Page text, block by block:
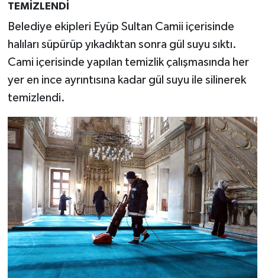
TEMİZLENDİ
Belediye ekipleri Eyüp Sultan Camii içerisinde
halıları süpürüp yıkadıktan sonra gül suyu sıktı.
Cami içerisinde yapılan temizlik çalışmasında her
yer en ince ayrıntısına kadar gül suyu ile silinerek
temizlendi.